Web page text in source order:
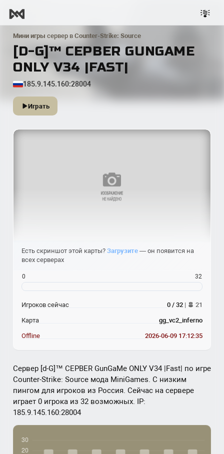
Мини игры сервер в Counter-Strike: Source
[D-G]™ СЕРВЕR GUNGAME
ONLY V34 |FAST|
185.9.145.160:28004
Играть
Сервер [d-G]™ СЕРВЕR GunGaMe ONLY V34 |Fast| по игре
Counter-Strike: Source мода MiniGames. С низким
пингом для игроков из Россия. Сейчас на сервере
играет 0 игрока из 32 возможных. IP:
185.9.145.160:28004
Есть скриншот этой карты? Загрузите — он появится на
всех серверах
0 32
Игроков сейчас 0 / 32 | 21
Карта gg_vc2_inferno
Offline 2026-06-09 17:12:35